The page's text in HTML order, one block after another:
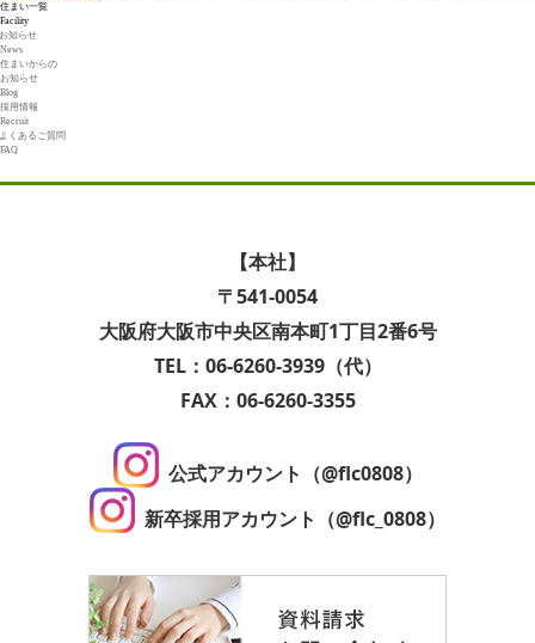
住まい一覧
Facility
お知らせ
News
住まいからの
お知らせ
Blog
採用情報
Recruit
よくあるご質問
FAQ
【本社】
〒541-0054
大阪府大阪市中央区南本町1丁目2番6号
TEL：06-6260-3939（代）
FAX：06-6260-3355
公式アカウント（@flc0808）
新卒採用アカウント（@flc_0808）